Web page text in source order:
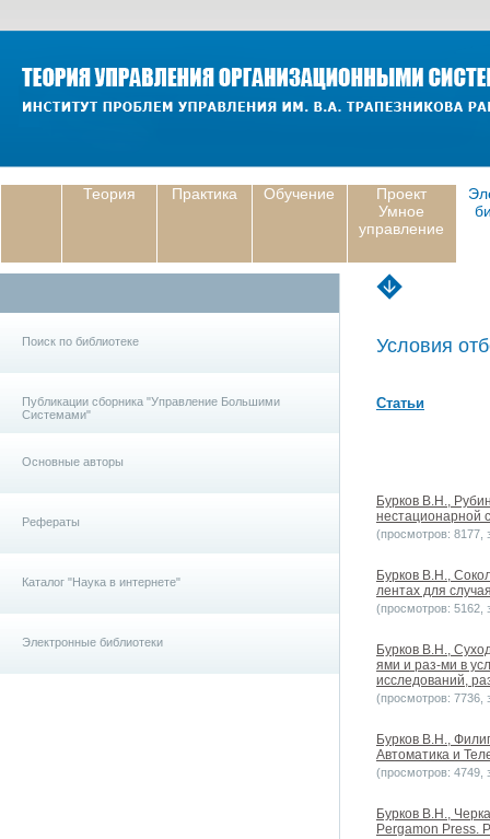
Теория Практика Обучение
Проект
Умное
управление
Поиск по библиотеке
Публикации сборника "Управление Большими
Системами"
Основные авторы
Рефераты
Каталог "Наука в интернете"
Электронные библиотеки
Условия
Статьи
Бурков B.H.,
нестационарной
(просмотров: 8177,
Бурков B.H.,
лентах для
(просмотров: 5162,
Бурков B.H.,
ями и раз-ми в
исследований,
(просмотров: 7736,
Бурков B.H.,
Автоматика и
(просмотров: 4749,
Бурков B.H.,
Pergamon Press.